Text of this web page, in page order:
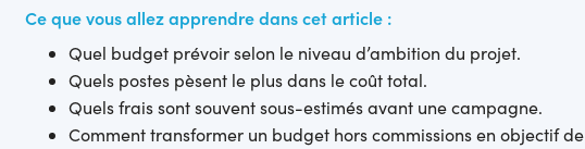
Ce que vous allez apprendre dans cet article :
Quel budget prévoir selon le niveau d’ambition du projet.
Quels postes pèsent le plus dans le coût total.
Quels frais sont souvent sous-estimés avant une campagne.
Comment transformer un budget hors commissions en objectif